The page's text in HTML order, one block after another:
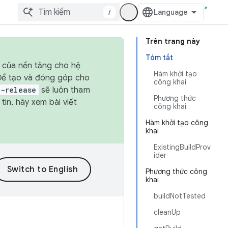
/
Trên trang này
Tóm tắt
Hàm khởi tạo
công khai
Phương thức
công khai
Hàm khởi tạo công
khai
ExistingBuildProv
ider
Phương thức công
khai
buildNotTested
cleanUp
nền tảng cho hệ
tạo và đóng góp cho
release sẽ luôn tham
hãy xem bài viết